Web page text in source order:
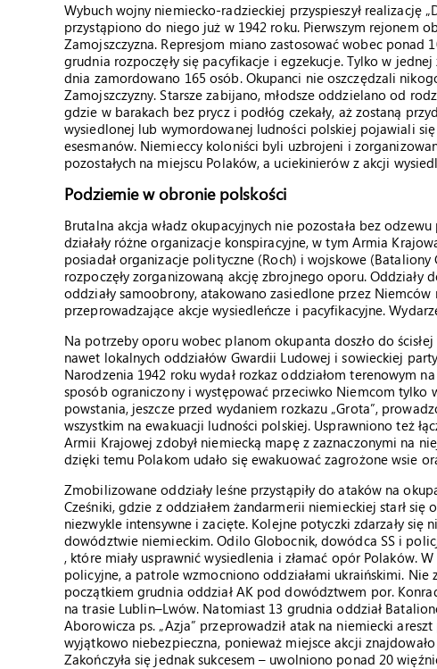
Wybuch wojny niemiecko-radzieckiej przyspieszył realizację
przystąpiono do niego już w 1942 roku. Pierwszym rejonem
Zamojszczyzna. Represjom miano zastosować wobec ponad
grudnia rozpoczęły się pacyfikacje i egzekucje. Tylko w
dnia zamordowano 165 osób. Okupanci nie oszczędzali
Zamojszczyzny. Starsze zabijano, młodsze oddzielano od
gdzie w barakach bez prycz i podłóg czekały, aż zostaną
wysiedlonej lub wymordowanej ludności polskiej pojawiali
esesmanów. Niemieccy koloniści byli uzbrojeni i
pozostałych na miejscu Polaków, a uciekinierów z akcji
Podziemie w obronie polskości
Brutalna akcja władz okupacyjnych nie pozostała bez
działały różne organizacje konspiracyjne, w tym Armia
posiadał organizacje polityczne (Roch) i wojskowe (Bataliony
rozpoczęły zorganizowaną akcję zbrojnego oporu. Oddziały
oddziały samoobrony, atakowano zasiedlone przez
przeprowadzające akcje wysiedleńcze i pacyfikacyjne.
Na potrzeby oporu wobec planom okupanta doszło do
nawet lokalnych oddziałów Gwardii Ludowej i sowieckiej
Narodzenia 1942 roku wydał rozkaz oddziałom terenowym
sposób ograniczony i występować przeciwko Niemcom tylko
powstania, jeszcze przed wydaniem rozkazu „Grota”,
wszystkim na ewakuacji ludności polskiej. Usprawniono też
Armii Krajowej zdobył niemiecką mapę z zaznaczonymi na
dzięki temu Polakom udało się ewakuować zagrożone wsie
Zmobilizowane oddziały leśne przystąpiły do ataków na
Cześniki, gdzie z oddziałem żandarmerii niemieckiej starł się
niezwykle intensywne i zacięte. Kolejne potyczki zdarzały się
dowództwie niemieckim. Odilo Globocnik, dowódca SS i
, które miały usprawnić wysiedlenia i złamać opór Polaków.
policyjne, a patrole wzmocniono oddziałami ukraińskimi. Nie
początkiem grudnia oddział AK pod dowództwem por.
na trasie Lublin–Lwów. Natomiast 13 grudnia oddział
Aborowicza ps. „Azja” przeprowadził atak na niemiecki
wyjątkowo niebezpieczna, ponieważ miejsce akcji
Zakończyła się jednak sukcesem – uwolniono ponad 20